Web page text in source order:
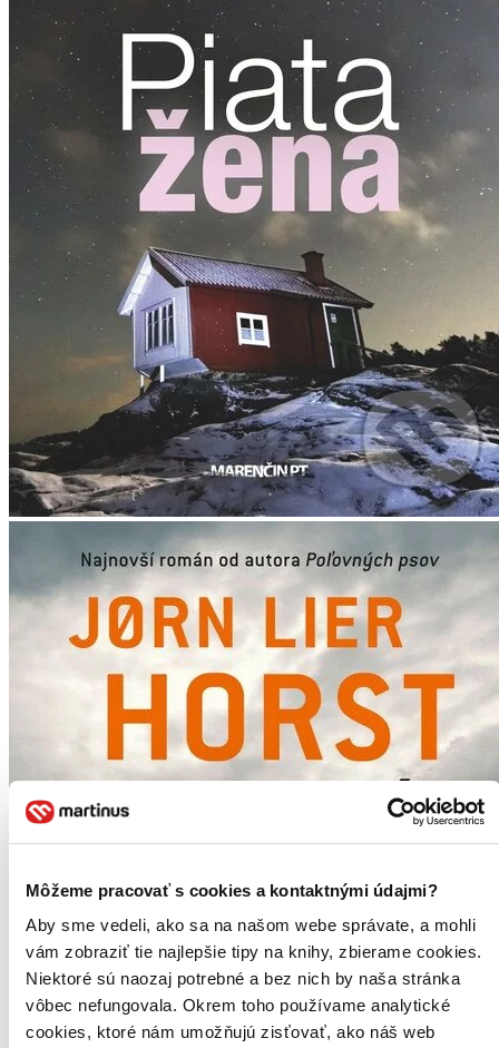
Môžeme pracovať s cookies a kontaktnými údajmi?
Aby sme vedeli, ako sa na našom webe správate, a mohli
vám zobraziť tie najlepšie tipy na knihy, zbierame cookies.
Niektoré sú naozaj potrebné a bez nich by naša stránka
vôbec nefungovala. Okrem toho používame analytické
cookies, ktoré nám umožňujú zisťovať, ako náš web